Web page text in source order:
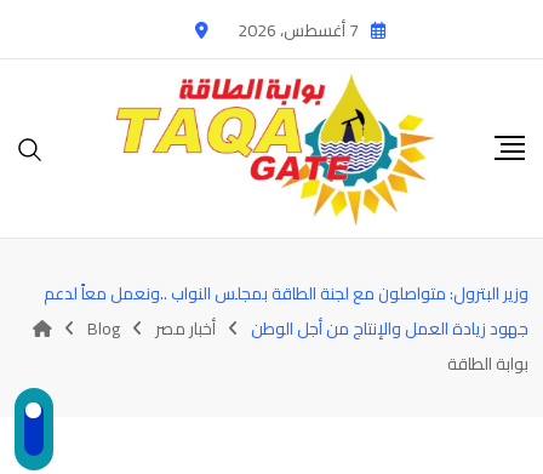
to
7 أغسطس، 2026
وزير البترول: متواصلون مع لجنة الطاقة بمجلس النواب ..ونعمل معاً لدعم
جهود زيادة العمل والإنتاج من أجل الوطن
أخبار مصر
Blog
بوابة الطاقة